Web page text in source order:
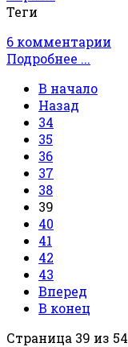
Теги
6 комментарии
Подробнее ...
В начало
Назад
34
35
36
37
38
39
40
41
42
43
Вперед
В конец
Страница 39 из 54